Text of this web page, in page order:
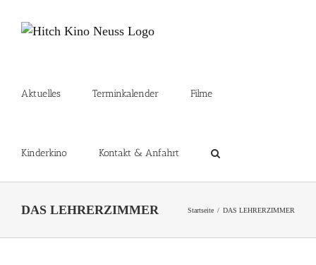
Inhalt
Aktuelles Terminkalender Filme
Kinderkino Kontakt & Anfahrt
DAS LEHRERZIMMER Startseite DAS LEHRERZIMMER